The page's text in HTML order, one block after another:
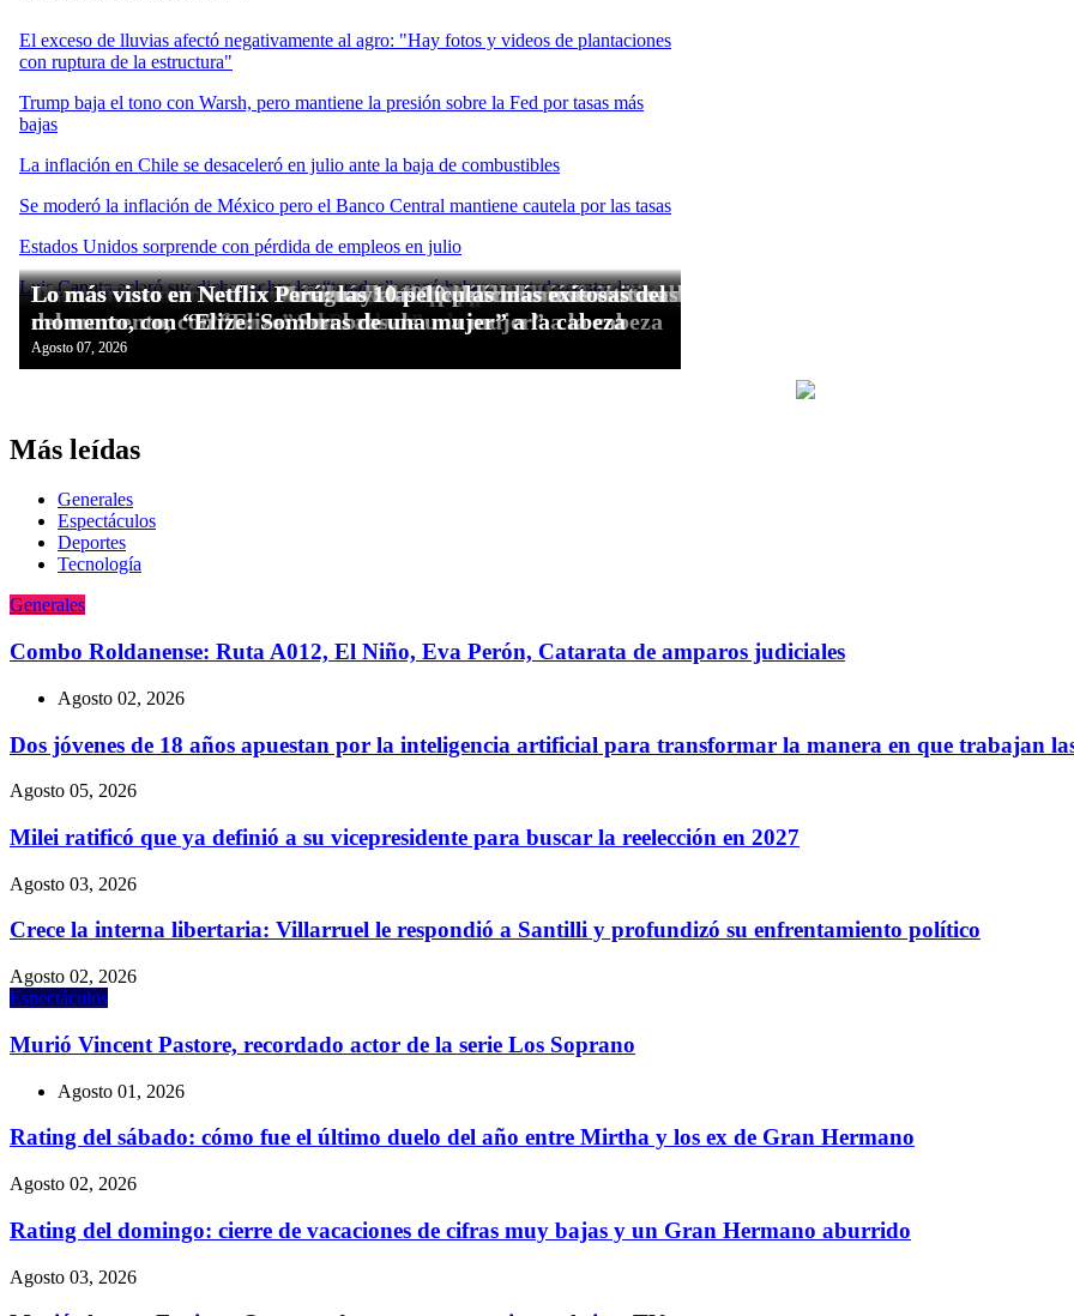
Más leídas
Generales
Espectáculos
Deportes
Tecnologí­a
Generales
Combo Roldanense: Ruta A012, El Niño, Eva Perón, Catarata de amparos judiciales
Agosto 02, 2026
Dos jóvenes de 18 años apuestan por la inteligencia artificial para transformar la manera en que trabajan
Agosto 05, 2026
Milei ratificó que ya definió a su vicepresidente para buscar la reelección en 2027
Agosto 03, 2026
Crece la interna libertaria: Villarruel le respondió a Santilli y profundizó su enfrentamiento político
Agosto 02, 2026
Espectáculos
Murió Vincent Pastore, recordado actor de la serie Los Soprano
Agosto 01, 2026
Rating del sábado: cómo fue el último duelo del año entre Mirtha y los ex de Gran Hermano
Agosto 02, 2026
Rating del domingo: cierre de vacaciones de cifras muy bajas y un Gran Hermano aburrido
Agosto 03, 2026